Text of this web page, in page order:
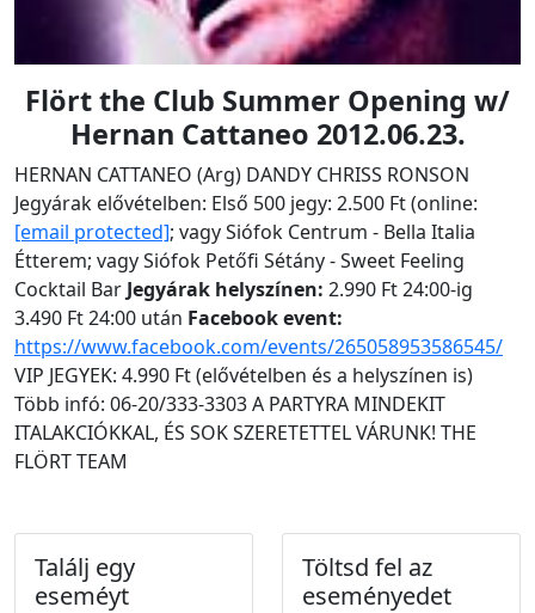
Flört the Club Summer Opening w/
Hernan Cattaneo 2012.06.23.
HERNAN CATTANEO (Arg) DANDY CHRISS RONSON
Jegyárak elővételben: Első 500 jegy: 2.500 Ft (online:
[email protected]; vagy Siófok Centrum - Bella Italia
Étterem; vagy Siófok Petőfi Sétány - Sweet Feeling
Cocktail Bar Jegyárak helyszínen: 2.990 Ft 24:00-ig
3.490 Ft 24:00 után Facebook event:
https://www.facebook.com/events/265058953586545/
VIP JEGYEK: 4.990 Ft (elővételben és a helyszínen is)
Több infó: 06-20/333-3303 A PARTYRA MINDEKIT
ITALAKCIÓKKAL, ÉS SOK SZERETETTEL VÁRUNK! THE
FLÖRT TEAM
Találj egy
eseméyt
Töltsd fel az
eseményedet